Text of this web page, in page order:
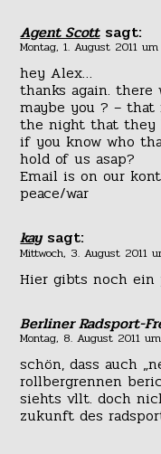
Agent Scott sagt:
Montag, 1. August 2011
hey Alex…
thanks again. there
maybe you ? –
the night that they
if you know who
hold of us asap?
Email is on our
peace/war
kay sagt:
Mittwoch, 3. August 2011
Hier gibts noch
Berliner Radsport-
Montag, 8. August 2011
schön, dass auch
rollbergrennen
siehts vllt. doch
zukunft des